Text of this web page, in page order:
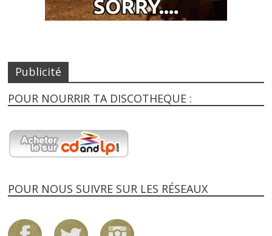
Publicité
POUR NOURRIR TA DISCOTHEQUE :
POUR NOUS SUIVRE SUR LES RÉSEAUX